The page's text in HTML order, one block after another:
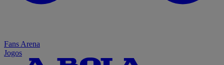
Fans Arena
Jogos